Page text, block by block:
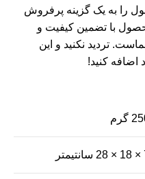
را به یک گزینه پرفروش
با تضمین کیفیت و
تردید نکنید و این
کنید!
گرم